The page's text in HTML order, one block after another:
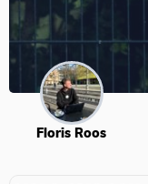
Floris Roos